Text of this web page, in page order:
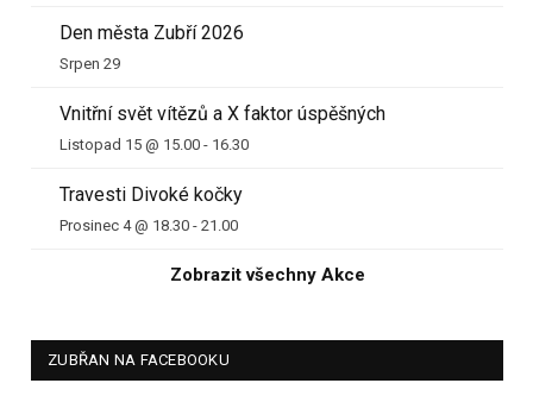
Den města Zubří 2026
Srpen 29
Vnitřní svět vítězů a X faktor úspěšných
Listopad 15 @ 15.00 - 16.30
Travesti Divoké kočky
Prosinec 4 @ 18.30 - 21.00
Zobrazit všechny Akce
ZUBŘAN NA FACEBOOKU